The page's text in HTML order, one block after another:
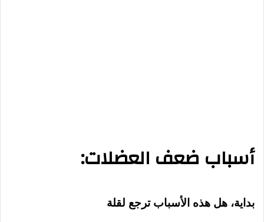
أسباب ضعف العضلات:
بداية، هل هذه الأسباب ترجع لقلة